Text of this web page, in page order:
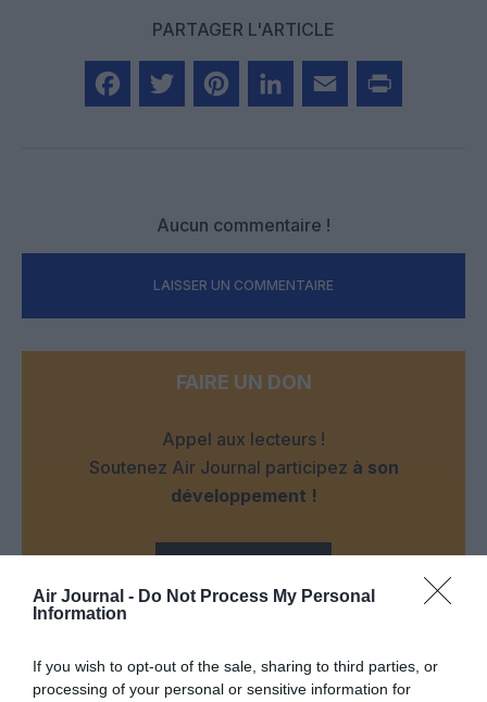
Air Journal - Do Not Process My Personal
Information
If you wish to opt-out of the sale, sharing to third parties, or
processing of your personal or sensitive information for
PARTAGER L'ARTICLE
Aucun commentaire !
LAISSER UN COMMENTAIRE
FAIRE UN DON
Appel aux lecteurs !
Soutenez Air Journal participez à son
développement !